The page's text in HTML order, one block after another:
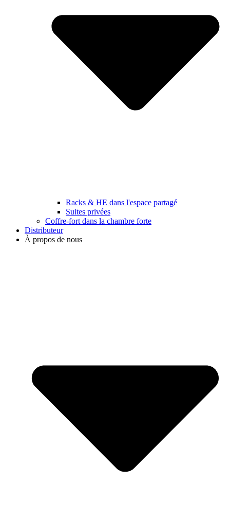
Racks & HE dans l'espace partagé
Suites privées
Coffre-fort dans la chambre forte
Distributeur
À propos de nous